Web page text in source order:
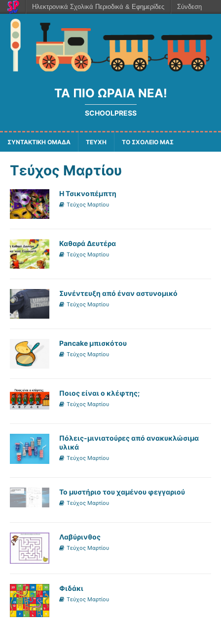
ΤΑ ΠΙΟ ΩΡΑΊΑ ΝΈΑ!
SCHOOLPRESS
ΣΥΝΤΑΚΤΙΚΗ ΟΜΑΔΑ ΤΕΥΧΗ ΤΟ ΣΧΟΛΕΙΟ ΜΑΣ
Τεύχος Μαρτίου
Η Τσικνοπέμπτη
Τεύχος Μαρτίου
Καθαρά Δευτέρα
Τεύχος Μαρτίου
Συνέντευξη από έναν αστυνομικό
Τεύχος Μαρτίου
Pancake μπισκότου
Τεύχος Μαρτίου
Ποιος είναι ο κλέφτης;
Τεύχος Μαρτίου
Πόλεις-μινιατούρες από ανακυκλώσιμα
υλικά
Τεύχος Μαρτίου
Το μυστήριο του χαμένου φεγγαριού
Τεύχος Μαρτίου
Λαβύρινθος
Τεύχος Μαρτίου
Φιδάκι
Τεύχος Μαρτίου
Ηλεκτρονικά Σχολικά Περιοδικά & Εφημερίδες Σύνδεση